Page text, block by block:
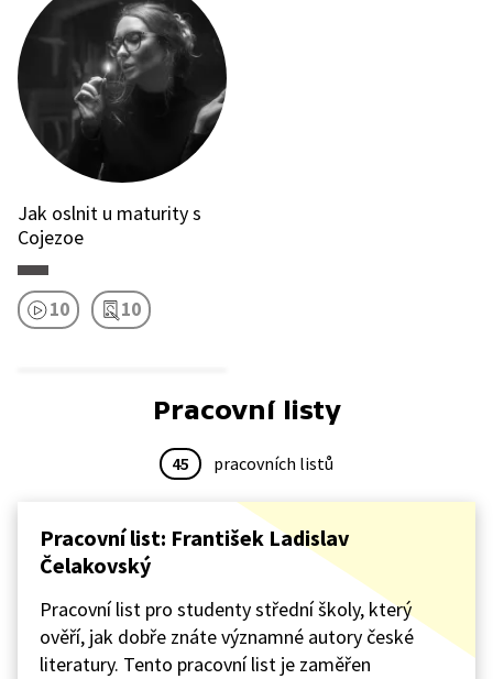
Jak oslnit u maturity s
Cojezoe
10 10
Pracovní listy
45 pracovních listů
Pracovní list: František Ladislav
Čelakovský
Pracovní list pro studenty střední školy, který
ověří, jak dobře znáte významné autory české
literatury. Tento pracovní list je zaměřen